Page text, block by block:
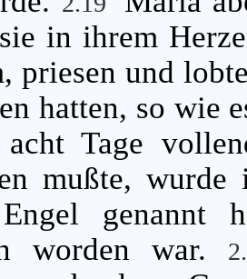
in ihrem
priesen und
hatten, so wie
Tage
mußte, wurde
genannt
worden war.